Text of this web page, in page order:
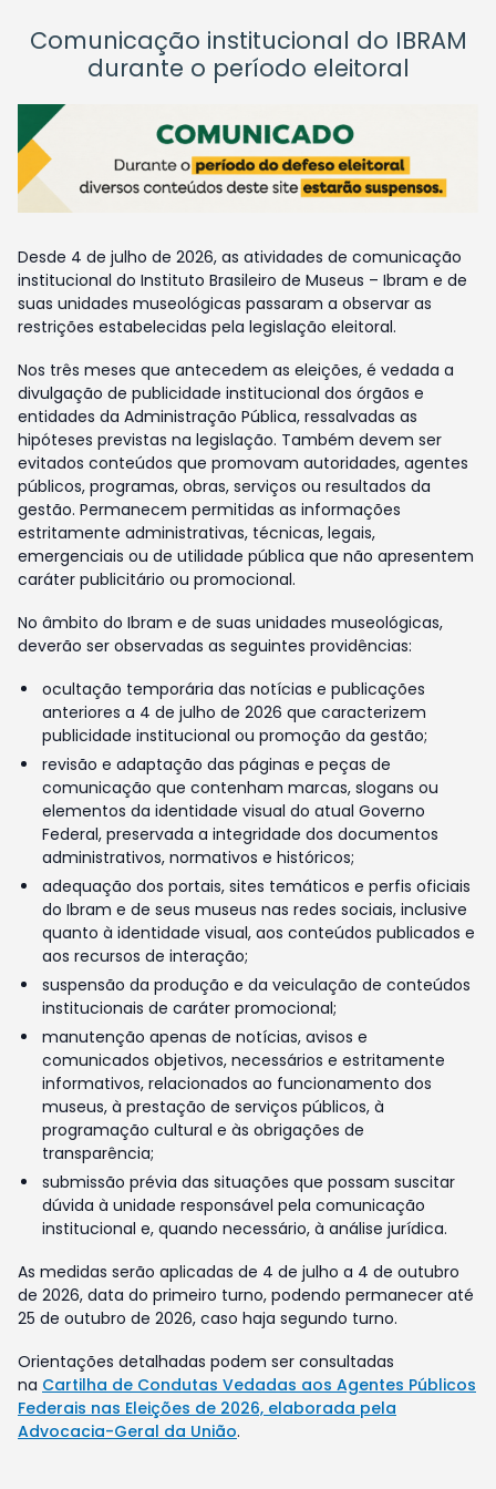
Comunicação institucional do IBRAM
durante o período eleitoral
Desde 4 de julho de 2026, as atividades de comunicação
institucional do Instituto Brasileiro de Museus – Ibram e de
suas unidades museológicas passaram a observar as
restrições estabelecidas pela legislação eleitoral.
Nos três meses que antecedem as eleições, é vedada a
divulgação de publicidade institucional dos órgãos e
entidades da Administração Pública, ressalvadas as
hipóteses previstas na legislação. Também devem ser
evitados conteúdos que promovam autoridades, agentes
públicos, programas, obras, serviços ou resultados da
gestão. Permanecem permitidas as informações
estritamente administrativas, técnicas, legais,
emergenciais ou de utilidade pública que não apresentem
caráter publicitário ou promocional.
No âmbito do Ibram e de suas unidades museológicas,
deverão ser observadas as seguintes providências:
ocultação temporária das notícias e publicações
anteriores a 4 de julho de 2026 que caracterizem
publicidade institucional ou promoção da gestão;
revisão e adaptação das páginas e peças de
comunicação que contenham marcas, slogans ou
elementos da identidade visual do atual Governo
Federal, preservada a integridade dos documentos
administrativos, normativos e históricos;
adequação dos portais, sites temáticos e perfis oficiais
do Ibram e de seus museus nas redes sociais, inclusive
quanto à identidade visual, aos conteúdos publicados e
aos recursos de interação;
suspensão da produção e da veiculação de conteúdos
institucionais de caráter promocional;
manutenção apenas de notícias, avisos e
comunicados objetivos, necessários e estritamente
informativos, relacionados ao funcionamento dos
museus, à prestação de serviços públicos, à
programação cultural e às obrigações de
transparência;
submissão prévia das situações que possam suscitar
dúvida à unidade responsável pela comunicação
institucional e, quando necessário, à análise jurídica.
As medidas serão aplicadas de 4 de julho a 4 de outubro
de 2026, data do primeiro turno, podendo permanecer até
25 de outubro de 2026, caso haja segundo turno.
Orientações detalhadas podem ser consultadas
na Cartilha de Condutas Vedadas aos Agentes Públicos
Federais nas Eleições de 2026, elaborada pela
Advocacia-Geral da União.